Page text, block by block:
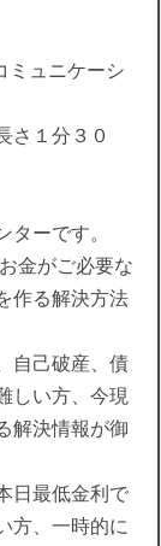
ミュニケーシ
さ１分３０
ターです。
金がご必要な
作る解決方法
自己破産、債
しい方、今現
解決情報が御
日最低金利で
方、一時的に